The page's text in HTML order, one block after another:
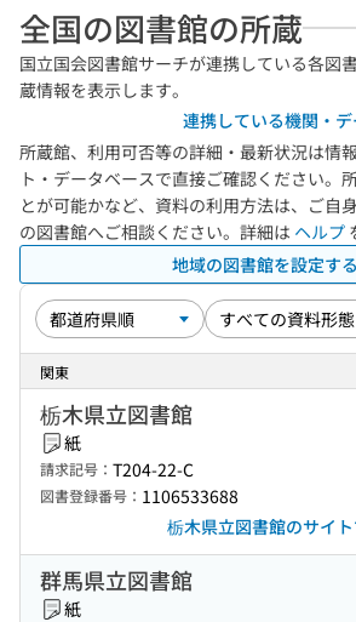
全国の図書館の所蔵
国立国会図書館サーチが連携している各図
蔵情報を表示します。
連携している機関・
所蔵館、利用可否等の詳細・最新状況は情
ト・データベースで直接ご確認ください。
とが可能かなど、資料の利用方法は、ご自
の図書館へご相談ください。詳細は ヘルプ
地域の図書館を設定する
関東
栃木県立図書館
紙
請求記号： T204-22-C
図書登録番号： 1106533688
栃木県立図書館のサイ
群馬県立図書館
紙